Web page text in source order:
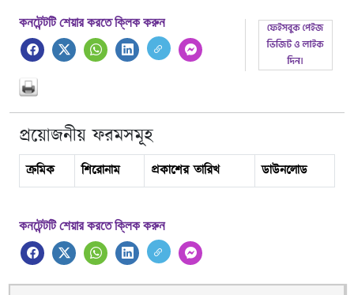
কনটেন্টটি শেয়ার করতে ক্লিক করুন
প্রয়োজনীয় ফরমসমূহ
ক্রমিক শিরোনাম প্রকাশের তারিখ ডাউনলোড
কনটেন্টটি শেয়ার করতে ক্লিক করুন